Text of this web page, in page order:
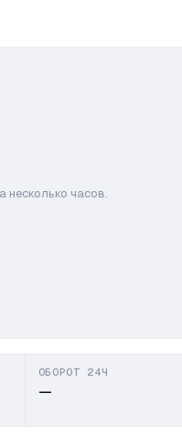
несколько часов.
ОБОРОТ 24Ч
—